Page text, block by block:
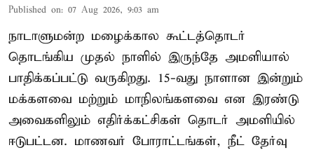
Published on: 07 Aug 2026, 9:03 am
நாடாளுமன்ற மழைக்கால கூட்டத்தொடர்
தொடங்கிய முதல் நாளில் இருந்தே அமளியால்
பாதிக்கப்பட்டு வருகிறது. 15-வது நாளான இன்றும்
மக்களவை மற்றும் மாநிலங்களவை என இரண்டு
அவைகளிலும் எதிர்க்கட்சிகள் தொடர் அமளியில்
ஈடுபட்டன. மாணவர் போராட்டங்கள், நீட் தேர்வு